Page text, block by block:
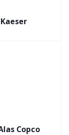
Copco